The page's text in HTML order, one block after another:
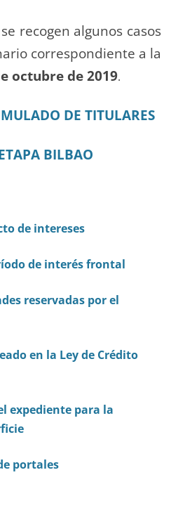
recogen algunos casos
correspondiente a la
octubre de 2019.
DE TITULARES
BILBAO
de intereses
de interés frontal
reservadas por el
en la Ley de Crédito
expediente para la
portales